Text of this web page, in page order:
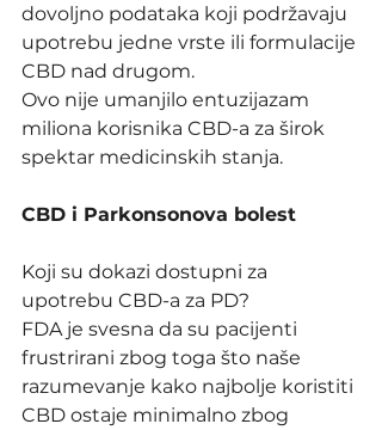
dovoljno podataka koji podržavaju
upotrebu jedne vrste ili formulacije
CBD nad drugom.
Ovo nije umanjilo entuzijazam
miliona korisnika CBD-a za širok
spektar medicinskih stanja.
CBD i Parkonsonova bolest
Koji su dokazi dostupni za
upotrebu CBD-a za PD?
FDA je svesna da su pacijenti
frustrirani zbog toga što naše
razumevanje kako najbolje koristiti
CBD ostaje minimalno zbog